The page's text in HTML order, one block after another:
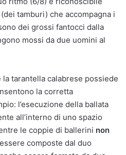
tamburi) che accompagna i
dei grossi fantocci dalla
mossi da due uomini al
tarantella calabrese possiede
la corretta
l’esecuzione della ballata
all’interno di uno spazio
le coppie di ballerini non
composte dal duo